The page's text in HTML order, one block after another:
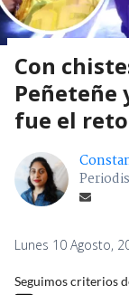
Con
Peñeteñe
fue el
Lunes 10 Agosto,
Seguimos criterios